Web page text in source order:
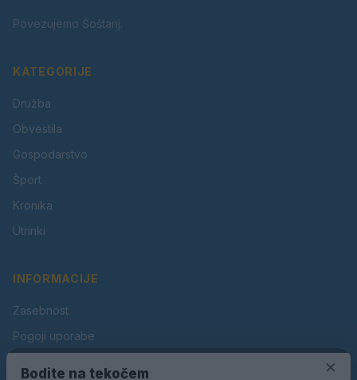
Povezujemo Šoštanj.
KATEGORIJE
Družba
Obvestila
Gospodarstvo
Šport
Kronika
Utrinki
INFORMACIJE
Zasebnost
Pogoji uporabe
×
Bodite na tekočem